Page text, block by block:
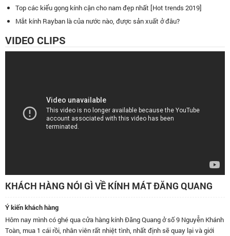
Top các kiểu gọng kính cận cho nam đẹp nhất [Hot trends 2019]
Mắt kính Rayban là của nước nào, được sản xuất ở đâu?
VIDEO CLIPS
KHÁCH HÀNG NÓI GÌ VỀ KÍNH MÁT ĐĂNG QUANG
Ý kiến khách hàng
Hôm nay mình có ghé qua cửa hàng kính Đăng Quang ở số 9 Nguyễn Khánh
Toàn, mua 1 cái rồi, nhân viên rất nhiệt tình, nhất định sẽ quay lại và giới